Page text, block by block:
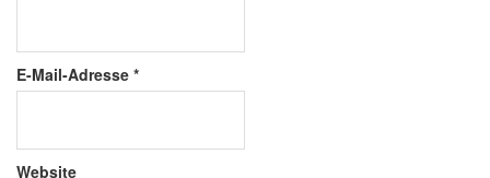
E-Mail-Adresse *
Website